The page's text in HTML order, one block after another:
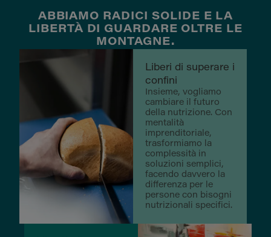
ABBIAMO RADICI SOLIDE E LA
LIBERTÀ DI GUARDARE OLTRE LE
MONTAGNE.
Liberi di superare i
confini
Insieme, vogliamo
cambiare il futuro
della nutrizione. Con
mentalità
imprenditoriale,
trasformiamo la
complessità in
soluzioni semplici,
facendo davvero la
differenza per le
persone con bisogni
nutrizionali specifici.